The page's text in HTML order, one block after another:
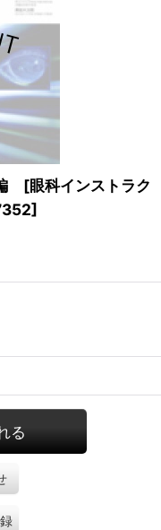
[眼科インストラク
]
る